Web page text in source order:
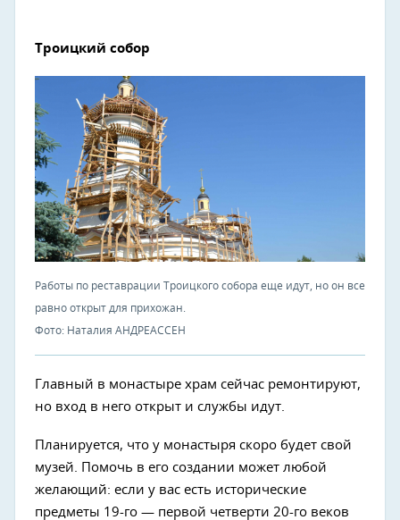
Троицкий собор
Работы по реставрации Троицкого собора еще идут, но он все
равно открыт для прихожан.
Фото: Наталия АНДРЕАССЕН
Главный в монастыре храм сейчас ремонтируют,
но вход в него открыт и службы идут.
Планируется, что у монастыря скоро будет свой
музей. Помочь в его создании может любой
желающий: если у вас есть исторические
предметы 19-го — первой четверти 20-го веков